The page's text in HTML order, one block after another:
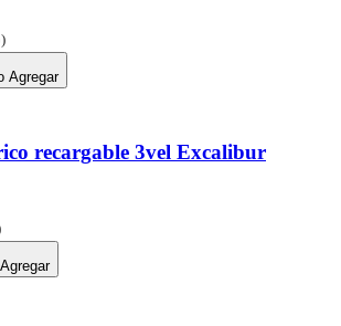
Agregar
recargable 3vel Excalibur
Agregar